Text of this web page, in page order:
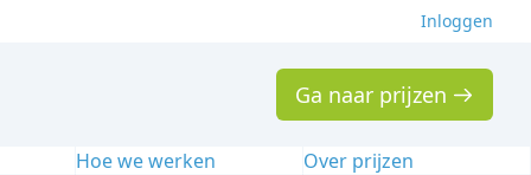
Inloggen
Ga naar prijzen
Hoe we werken Over prijzen